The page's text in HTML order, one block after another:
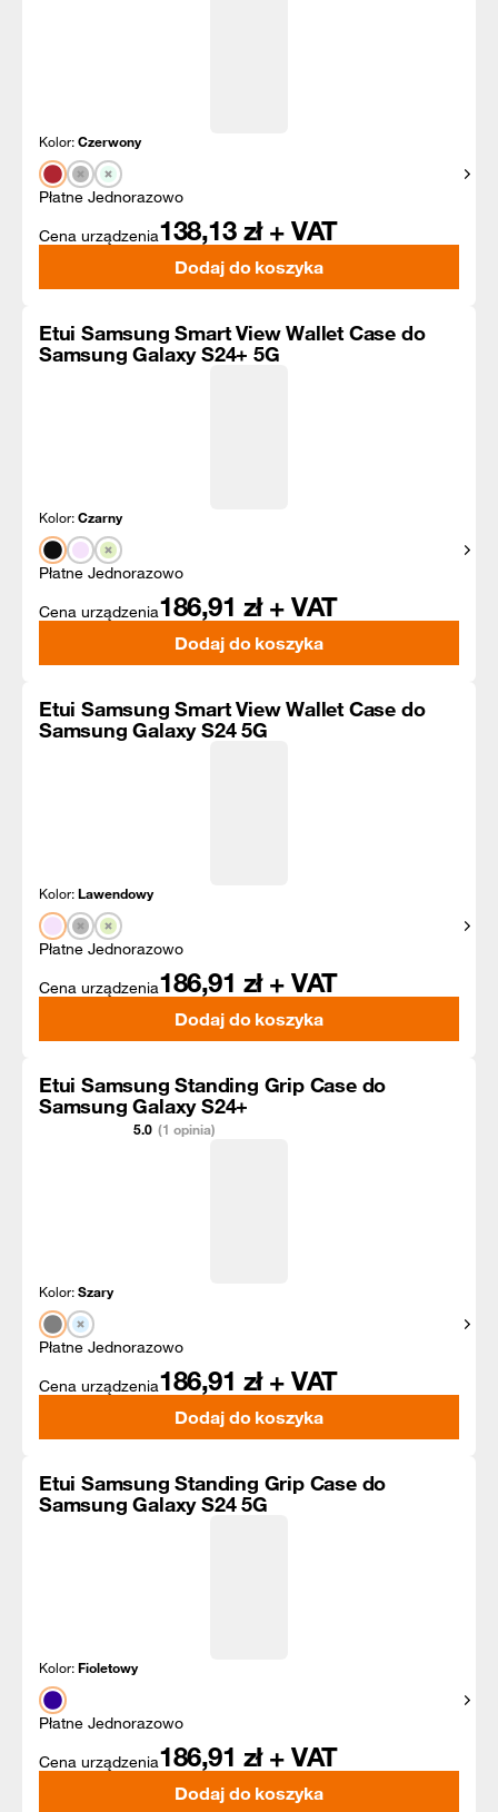
Kolor:Czerwony
Płatne Jednorazowo
Cena urządzenia138,13 zł + VAT
Dodaj do koszyka
Etui Samsung Smart View Wallet Case do
Samsung Galaxy S24+ 5G
Kolor:Czarny
Płatne Jednorazowo
Cena urządzenia186,91 zł + VAT
Dodaj do koszyka
Etui Samsung Smart View Wallet Case do
Samsung Galaxy S24 5G
Kolor:Lawendowy
Płatne Jednorazowo
Cena urządzenia186,91 zł + VAT
Dodaj do koszyka
Etui Samsung Standing Grip Case do
Samsung Galaxy S24+
5.0 (1 opinia)
Kolor:Szary
Płatne Jednorazowo
Cena urządzenia186,91 zł + VAT
Dodaj do koszyka
Etui Samsung Standing Grip Case do
Samsung Galaxy S24 5G
Kolor:Fioletowy
Płatne Jednorazowo
Cena urządzenia186,91 zł + VAT
Dodaj do koszyka